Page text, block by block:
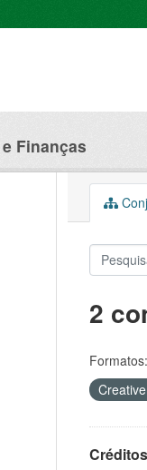
Finanças
2
Formatos: